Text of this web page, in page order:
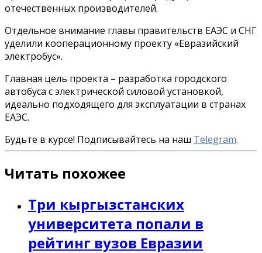
отечественных производителей.
Отдельное внимание главы правительств ЕАЭС и СНГ
уделили кооперационному проекту «Евразийский
электробус».
Главная цель проекта – разработка городского
автобуса с электрической силовой установкой,
идеально подходящего для эксплуатации в странах
ЕАЭС.
Будьте в курсе! Подписывайтесь на наш Telegram.
Читать похожее
Три кыргызстанских
университета попали в
рейтинг вузов Евразии